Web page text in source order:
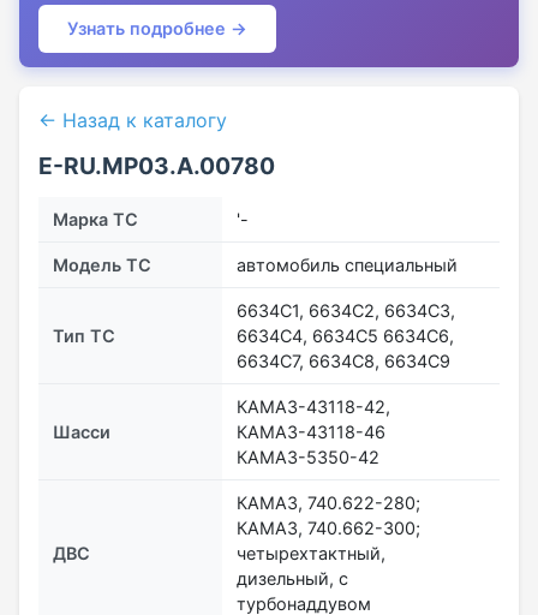
Узнать подробнее →
← Назад к каталогу
E-RU.МР03.A.00780
Марка ТС '-
Модель ТС автомобиль специальный
Тип ТС
6634С1, 6634С2, 6634С3,
6634С4, 6634С5 6634С6,
6634С7, 6634С8, 6634С9
Шасси
КАМАЗ-43118-42,
КАМАЗ-43118-46
КАМАЗ-5350-42
ДВС
КАМАЗ, 740.622-280;
КАМАЗ, 740.662-300;
четырехтактный,
дизельный, с
турбонаддувом